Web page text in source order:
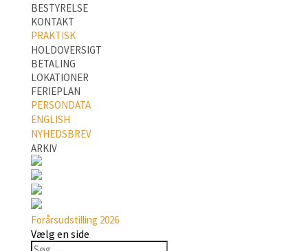
BESTYRELSE
KONTAKT
PRAKTISK
HOLDOVERSIGT
BETALING
LOKATIONER
FERIEPLAN
PERSONDATA
ENGLISH
NYHEDSBREV
ARKIV
Forårsudstilling 2026
Vælg en side